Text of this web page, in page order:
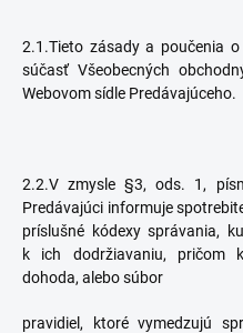
2.1.Tieto zásady a poučenia
súčasť Všeobecných
Webovom sídle Predávajúceho.
2.2.V zmysle §3, ods. 1,
Predávajúci informuje
príslušné kódexy správania,
k ich dodržiavaniu, pričom
dohoda, alebo súbor
pravidiel, ktoré vymedzujú